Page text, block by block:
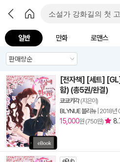
일반 만화 로맨스
[전자책] [세트] [GL]
함) (총5권/완결)
쿄쿄캬각(지은이)
BLYNUE 블리뉴| 2018년
15,000원 (750원)